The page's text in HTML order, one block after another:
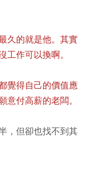
久的就是他。其實
工作可以換啊。
覺得自己的價值應
意付高薪的老闆。
，但卻也找不到其